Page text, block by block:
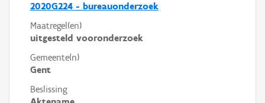
2020G224 - bureauonderzoek
Maatregel(en)
uitgesteld vooronderzoek
Gemeente(n)
Gent
Beslissing